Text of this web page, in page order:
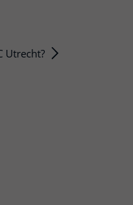
Utrecht?